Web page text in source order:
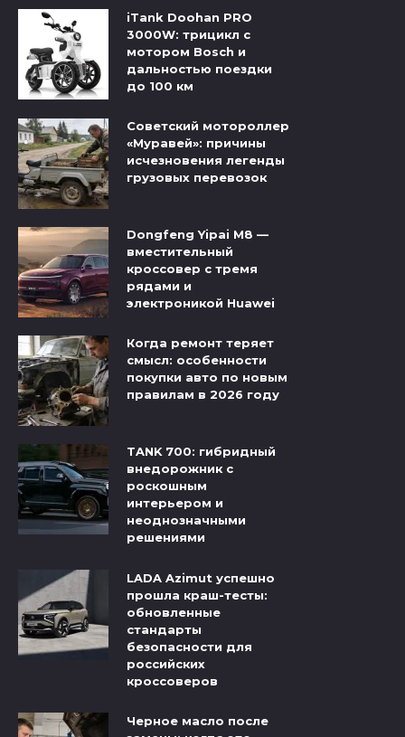
iTank Doohan PRO
3000W: трицикл с
мотором Bosch и
дальностью поездки
до 100 км
Советский мотороллер
«Муравей»: причины
исчезновения легенды
грузовых перевозок
Dongfeng Yipai M8 —
вместительный
кроссовер с тремя
рядами и
электроникой Huawei
Когда ремонт теряет
смысл: особенности
покупки авто по новым
правилам в 2026 году
TANK 700: гибридный
внедорожник с
роскошным
интерьером и
неоднозначными
решениями
LADA Azimut успешно
прошла краш-тесты:
обновленные
стандарты
безопасности для
российских
кроссоверов
Черное масло после